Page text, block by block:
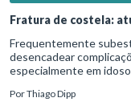
Fratura de costela:
Frequentemente
desencadear
especialmente em
cená
PorThiago Dipp